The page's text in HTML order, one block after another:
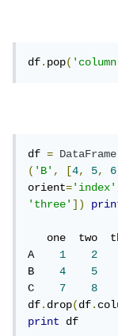
df.pop(
df =
('B', [4, 5,
orient=
'three'])
   one  two  three
A 1 2
B 4 5
C 7 8
df.drop(df.
print
df